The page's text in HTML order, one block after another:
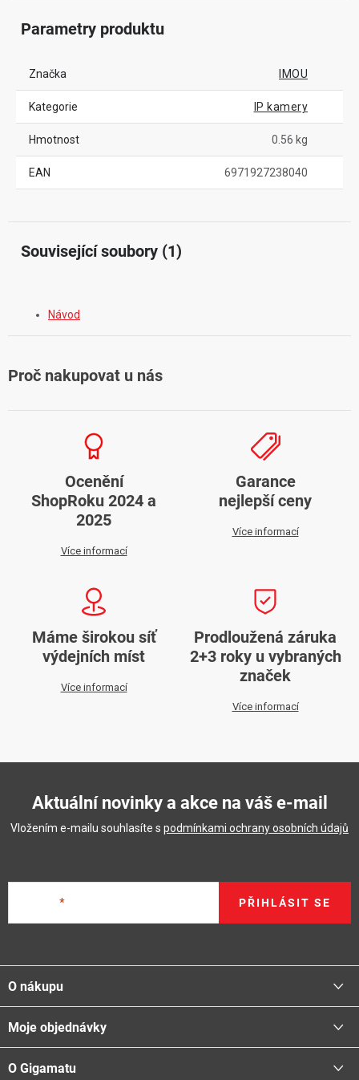
Parametry produktu
Značka IMOU
Kategorie IP kamery
Hmotnost 0.56 kg
EAN 6971927238040
Související soubory (1)
Návod
Proč nakupovat u nás
Ocenění
ShopRoku 2024 a
2025
Více informací
Garance
nejlepší ceny
Více informací
Máme širokou síť
výdejních míst
Více informací
Prodloužená záruka
2+3 roky u vybraných
značek
Více informací
Aktuální novinky a akce na váš e-mail
Vložením e-mailu souhlasíte s podmínkami ochrany osobních údajů
PŘIHLÁSIT SE
á
p
a
O nákupu
Proč nakupovat u nás
Platba - možnosti
Moje objednávky
Přihlásit
O Gigamatu